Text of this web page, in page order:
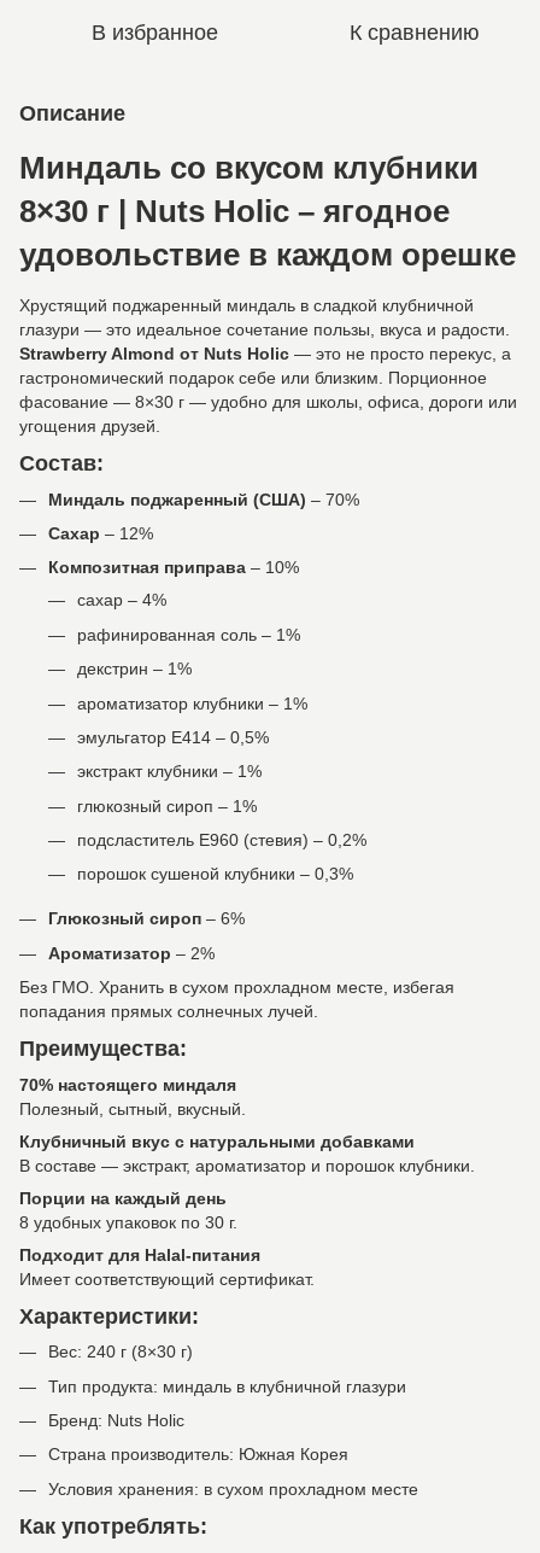
В избранное К сравнению
Описание
Миндаль со вкусом клубники
8×30 г | Nuts Holic – ягодное
удовольствие в каждом орешке
Хрустящий поджаренный миндаль в сладкой клубничной
глазури — это идеальное сочетание пользы, вкуса и радости.
Strawberry Almond от Nuts Holic — это не просто перекус, а
гастрономический подарок себе или близким. Порционное
фасование — 8×30 г — удобно для школы, офиса, дороги или
угощения друзей.
Состав:
Миндаль поджаренный (США) – 70%
Сахар – 12%
Композитная приправа – 10%
сахар – 4%
рафинированная соль – 1%
декстрин – 1%
ароматизатор клубники – 1%
эмульгатор Е414 – 0,5%
экстракт клубники – 1%
глюкозный сироп – 1%
подсластитель Е960 (стевия) – 0,2%
порошок сушеной клубники – 0,3%
Глюкозный сироп – 6%
Ароматизатор – 2%
Без ГМО. Хранить в сухом прохладном месте, избегая
попадания прямых солнечных лучей.
Преимущества:
70% настоящего миндаля
Полезный, сытный, вкусный.
Клубничный вкус с натуральными добавками
В составе — экстракт, ароматизатор и порошок клубники.
Порции на каждый день
8 удобных упаковок по 30 г.
Подходит для Halal-питания
Имеет соответствующий сертификат.
Характеристики:
Вес: 240 г (8×30 г)
Тип продукта: миндаль в клубничной глазури
Бренд: Nuts Holic
Страна производитель: Южная Корея
Условия хранения: в сухом прохладном месте
Как употреблять: